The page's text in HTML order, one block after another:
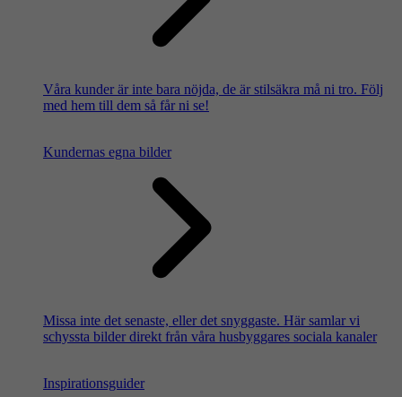
Våra kunder är inte bara nöjda, de är stilsäkra må ni tro. Följ
med hem till dem så får ni se!
Kundernas egna bilder
Missa inte det senaste, eller det snyggaste. Här samlar vi
schyssta bilder direkt från våra husbyggares sociala kanaler
Inspirationsguider